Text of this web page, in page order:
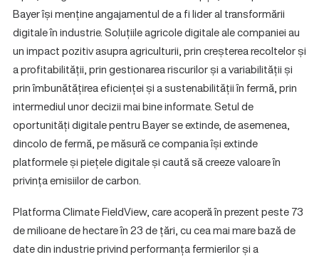
Bayer își menține angajamentul de a fi lider al transformării
digitale în industrie. Soluțiile agricole digitale ale companiei au
un impact pozitiv asupra agriculturii, prin creșterea recoltelor și
a profitabilității, prin gestionarea riscurilor și a variabilității și
prin îmbunătățirea eficienței și a sustenabilității în fermă, prin
intermediul unor decizii mai bine informate. Setul de
oportunități digitale pentru Bayer se extinde, de asemenea,
dincolo de fermă, pe măsură ce compania își extinde
platformele și piețele digitale și caută să creeze valoare în
privința emisiilor de carbon.
Platforma Climate FieldView, care acoperă în prezent peste 73
de milioane de hectare în 23 de țări, cu cea mai mare bază de
date din industrie privind performanța fermierilor și a